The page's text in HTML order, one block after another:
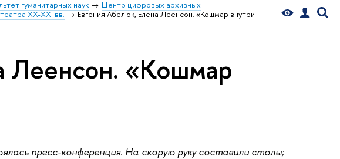
гуманитарных наук
Центр цифровых архивных
XX-XXI вв.
Евгения Абелюк, Елена Леенсон. «Кошмар внутри
Леенсон. «Кошмар
пресс-конференция. На скорую руку составили столы;